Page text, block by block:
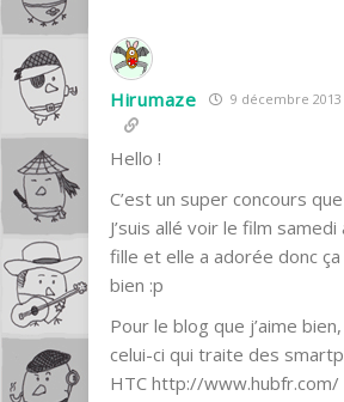
Hirumaze 9 décembre 2013
Hello !
C’est un super concours
J’suis allé voir le film samedi
fille et elle a adorée donc
bien :p
Pour le blog que j’aime bien,
celui-ci qui traite des
HTC http://www.hubfr.com/